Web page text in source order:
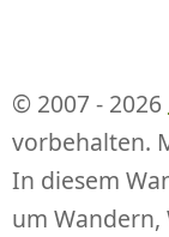
© 2007 - 2026
vorbehalten.
In diesem
um